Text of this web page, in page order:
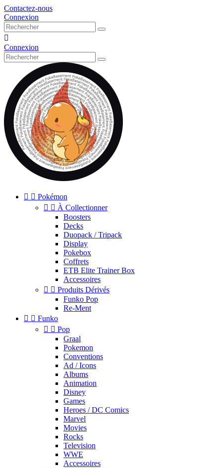
Contactez-nous
Connexion

Connexion
  Pokémon
  À Collectionner
Boosters
Decks
Duopack / Tripack
Display
Pokebox
Coffrets
ETB Elite Trainer Box
Accessoires
  Produits Dérivés
Funko Pop
Re-Ment
  Funko
  Pop
Graal
Pokemon
Conventions
Ad / Icons
Albums
Animation
Disney
Games
Heroes / DC Comics
Marvel
Movies
Rocks
Television
WWE
Accessoires